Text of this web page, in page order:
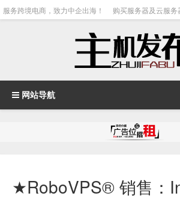
服务跨境电商，致力中企出海！ 购买服务器及云服务
网站导航
★RoboVPS® 销售：